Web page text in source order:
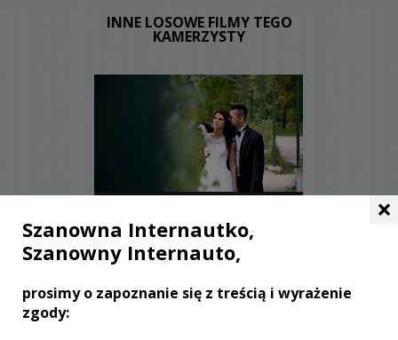
INNE LOSOWE FILMY TEGO
KAMERZYSTY
×
Szanowna Internautko,
Szanowny Internauto,
prosimy o zapoznanie się z treścią i wyrażenie
zgody: